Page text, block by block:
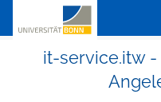
it-service.itw -